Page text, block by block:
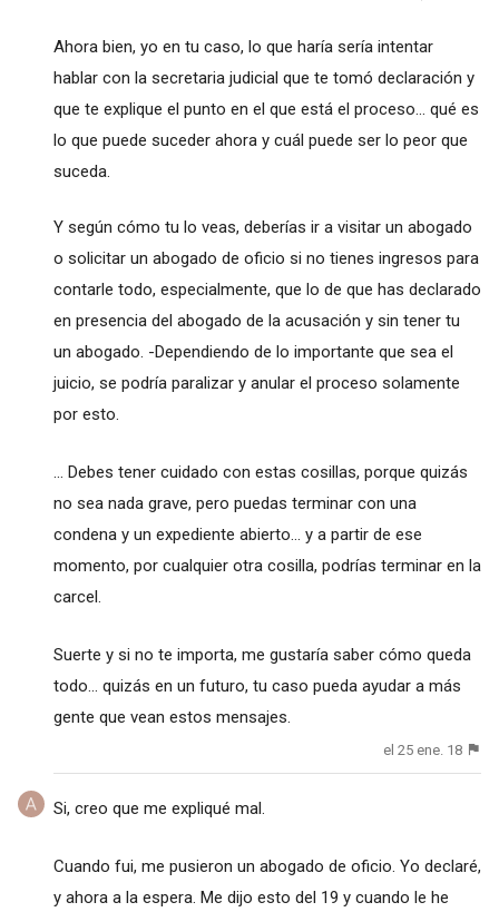
Ahora bien, yo en tu caso, lo que haría sería intentar
hablar con la secretaria judicial que te tomó declaración y
que te explique el punto en el que está el proceso... qué es
lo que puede suceder ahora y cuál puede ser lo peor que
suceda.
Y según cómo tu lo veas, deberías ir a visitar un abogado
o solicitar un abogado de oficio si no tienes ingresos para
contarle todo, especialmente, que lo de que has declarado
en presencia del abogado de la acusación y sin tener tu
un abogado. -Dependiendo de lo importante que sea el
juicio, se podría paralizar y anular el proceso solamente
por esto.
... Debes tener cuidado con estas cosillas, porque quizás
no sea nada grave, pero puedas terminar con una
condena y un expediente abierto... y a partir de ese
momento, por cualquier otra cosilla, podrías terminar en la
carcel.
Suerte y si no te importa, me gustaría saber cómo queda
todo... quizás en un futuro, tu caso pueda ayudar a más
gente que vean estos mensajes.
el 25 ene. 18
Si, creo que me expliqué mal.
Cuando fui, me pusieron un abogado de oficio. Yo declaré,
y ahora a la espera. Me dijo esto del 19 y cuando le he